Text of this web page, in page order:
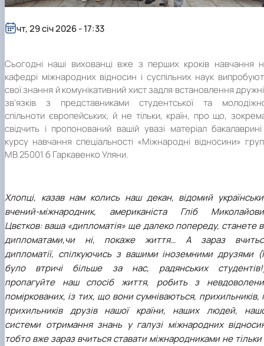
Підготовка до вступу в аспірантуру
Контактні дані
Дні відкритих дверей
Інформація і політика
Сьогодні наші вихованці вже з перших кроків навчання
кафедрі міжнародних відносин і суспільних наук
свої знання й комунікативний хист задля встановлення
зв’язків з представниками студентської та
спільноти європейських, й не тільки, країн, про що,
свідчить і пропонований вашій увазі матеріал бакалаврині
курсу навчання спеціальності «Міжнародні відносини»
МВ 25001 б Гаркавенко Уляни.
Хлопці, казав нам колись наш декан, відомий
вчений-міжнародник, американіста Гліб
Цвєтков: ваша «дипломатія» ще далеко попереду, станете
дипломатами,чи ні, покаже життя… А зараз
дипломатії, спілкуючись з вашими іноземними друзями
було втричі більше за нас, радянських
пропагуйте наш спосіб життя, робить з
поміркованих, із тих, що вони сумніваються, прихильників,
прихильників друзів нашої країни, наших людей,
системи отримання знань у галузі міжнародних
тобто вже зараз вчиться ставати міжнародниками не тільки
чт, 29 січ 2026 - 17:33